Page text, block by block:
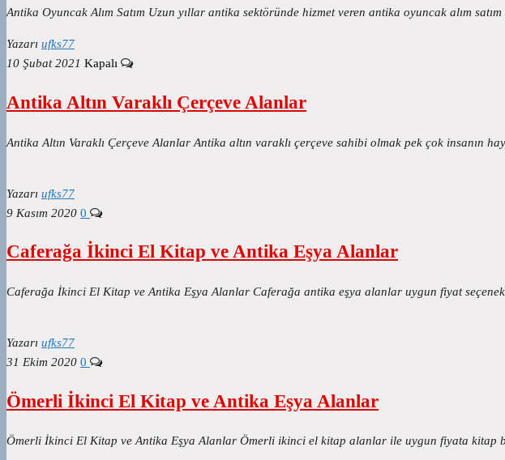
Antika Oyuncak Alım Satım Uzun yıllar antika sektöründe hizmet veren antika oyuncak alım
Yazarı ufks77
10 Şubat 2021 Kapalı
Antika Altın Varaklı Çerçeve Alanlar
Antika Altın Varaklı Çerçeve Alanlar Antika altın varaklı çerçeve sahibi olmak pek çok insanın
Yazarı ufks77
9 Kasım 2020 0
Caferağa İkinci El Kitap ve Antika Eşya Alanlar
Caferağa İkinci El Kitap ve Antika Eşya Alanlar Caferağa antika eşya alanlar uygun fiyat
Yazarı ufks77
31 Ekim 2020 0
Ömerli İkinci El Kitap ve Antika Eşya Alanlar
Ömerli İkinci El Kitap ve Antika Eşya Alanlar Ömerli ikinci el kitap alanlar ile uygun fiyata kitap